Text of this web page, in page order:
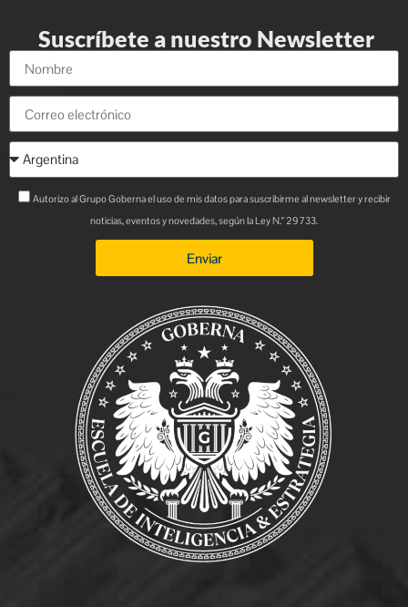
Suscríbete a nuestro Newsletter
Autorizo al Grupo Goberna el uso de mis datos para suscribirme al newsletter y recibir
noticias, eventos y novedades, según la Ley N.° 29733.
Enviar